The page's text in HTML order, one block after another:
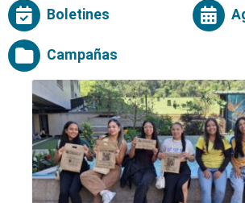
Boletines
Campañas